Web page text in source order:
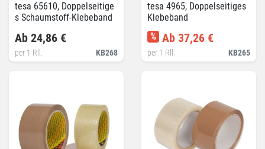
tesa 65610, Doppelseitige
s Schaumstoff-Klebeband
KB268
Ab 24,86 €
per 1 Rll.
tesa 4965, Doppelseitiges
Klebeband
KB265
% Ab 37,26 €
per 1 Rll.